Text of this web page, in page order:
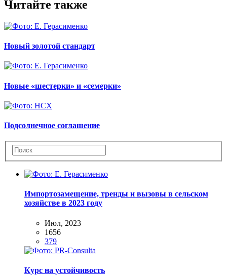
Читайте также
Новый золотой стандарт
Новые «шестерки» и «семерки»
Подсолнечное соглашение
Импортозамещение, тренды и вызовы в сельском
хозяйстве в 2023 году
Июл, 2023
1656
379
Курс на устойчивость